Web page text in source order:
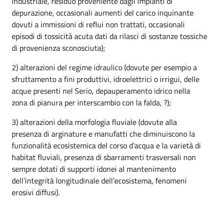
depurazione, occasionali aumenti del carico inquinante
dovuti a immissioni di reflui non trattati, occasionali
episodi di tossicità acuta dati da rilasci di sostanze tossiche
di provenienza sconosciuta);
2) alterazioni del regime idraulico (dovute per esempio a
sfruttamento a fini produttivi, idroelettrici o irrigui, delle
acque presenti nel Serio, depauperamento idrico nella
zona di pianura per interscambio con la falda, ?);
3) alterazioni della morfologia fluviale (dovute alla
presenza di arginature e manufatti che diminuiscono la
funzionalità ecosistemica del corso d’acqua e la varietà di
habitat fluviali, presenza di sbarramenti trasversali non
sempre dotati di supporti idonei al mantenimento
dell’integrità longitudinale dell’ecosistema, fenomeni
erosivi diffusi).